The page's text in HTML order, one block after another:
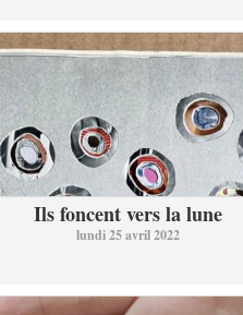
Ils foncent vers la lune
lundi 25 avril 2022